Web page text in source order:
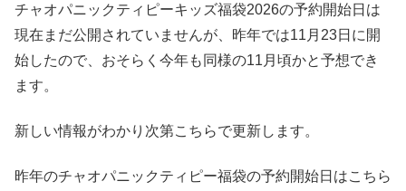
チャオパニックティピーキッズ福袋2026の予約開始日は
現在まだ公開されていませんが、昨年では11月23日に開
始したので、おそらく今年も同様の11月頃かと予想でき
ます。
新しい情報がわかり次第こちらで更新します。
昨年のチャオパニックティピー福袋の予約開始日はこちら